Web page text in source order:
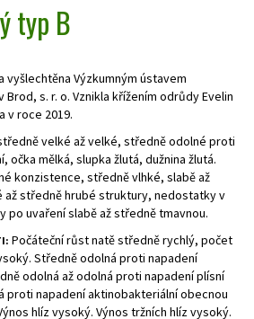
typ B
vyšlechtěna Výzkumným ústavem
s. r. o. Vznikla křížením odrůdy Evelin
v roce 2019.
velké až velké, středně odolné proti
očka mělká, slupka žlutá, dužnina žlutá.
konzistence, středně vlhké, slabě až
až středně hrubé struktury, nedostatky v
po uvaření slabě až středně tmavnou.
Počáteční růst natě středně rychlý, počet
Středně odolná proti napadení
odolná až odolná proti napadení plísní
proti napadení aktinobakteriální obecnou
hlíz vysoký. Výnos tržních hlíz vysoký.